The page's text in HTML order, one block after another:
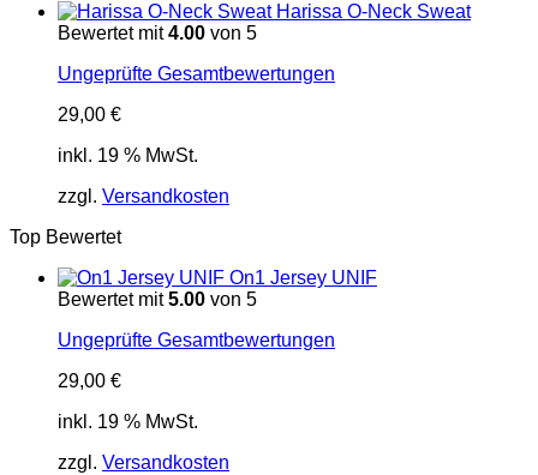
Harissa O-Neck Sweat
Bewertet mit4.00 von 5
Ungeprüfte Gesamtbewertungen
29,00 €
inkl. 19 % MwSt.
zzgl. Versandkosten
Top Bewertet
On1 Jersey UNIF
Bewertet mit5.00 von 5
Ungeprüfte Gesamtbewertungen
29,00 €
inkl. 19 % MwSt.
zzgl. Versandkosten